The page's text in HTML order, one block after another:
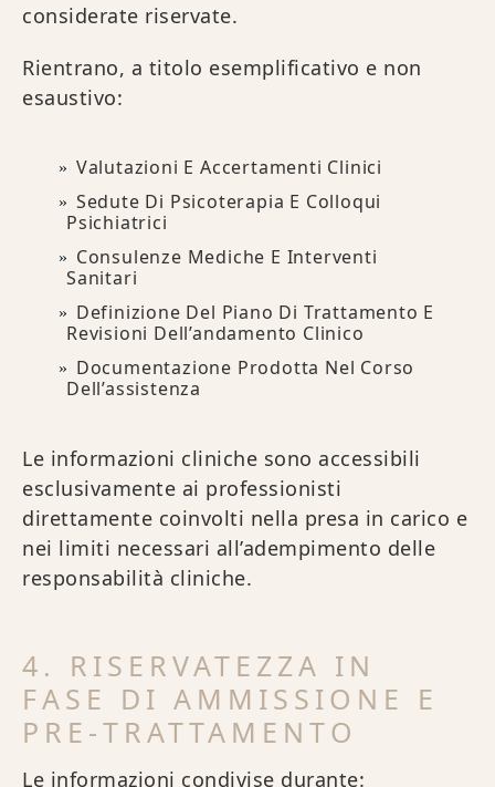
considerate riservate.
Rientrano, a titolo esemplificativo e non
esaustivo:
Valutazioni E Accertamenti Clinici
Sedute Di Psicoterapia E Colloqui
Psichiatrici
Consulenze Mediche E Interventi
Sanitari
Definizione Del Piano Di Trattamento E
Revisioni Dell’andamento Clinico
Documentazione Prodotta Nel Corso
Dell’assistenza
Le informazioni cliniche sono accessibili
esclusivamente ai professionisti
direttamente coinvolti nella presa in carico e
nei limiti necessari all’adempimento delle
responsabilità cliniche.
4. RISERVATEZZA IN
FASE DI AMMISSIONE E
PRE‑TRATTAMENTO
Le informazioni condivise durante: